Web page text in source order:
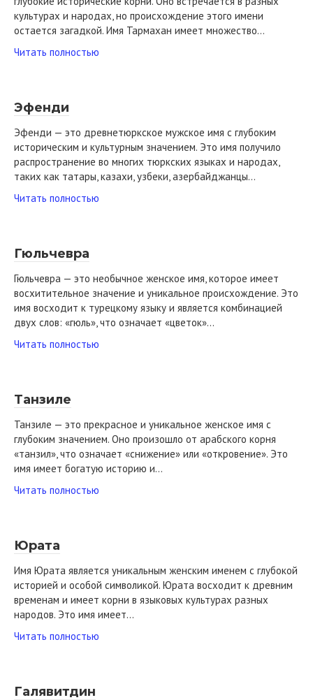
культурах и народах, но происхождение этого имени
остается загадкой. Имя Тармахан имеет множество…
Читать полностью
Эфенди
Эфенди — это древнетюркское мужское имя с глубоким
историческим и культурным значением. Это имя получило
распространение во многих тюркских языках и народах,
таких как татары, казахи, узбеки, азербайджанцы…
Читать полностью
Гюльчевра
Гюльчевра — это необычное женское имя, которое имеет
восхитительное значение и уникальное происхождение. Это
имя восходит к турецкому языку и является комбинацией
двух слов: «гюль», что означает «цветок»…
Читать полностью
Танзиле
Танзиле — это прекрасное и уникальное женское имя с
глубоким значением. Оно произошло от арабского корня
«танзил», что означает «снижение» или «откровение». Это
имя имеет богатую историю и…
Читать полностью
Юрата
Имя Юрата является уникальным женским именем с глубокой
историей и особой символикой. Юрата восходит к древним
временам и имеет корни в языковых культурах разных
народов. Это имя имеет…
Читать полностью
Галявитдин